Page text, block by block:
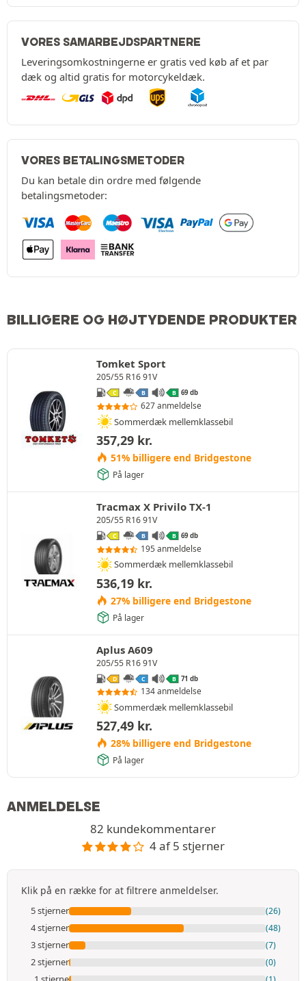
VORES SAMARBEJDSPARTNERE
Leveringsomkostningerne er gratis ved køb af et par
dæk og altid gratis for motorcykeldæk.
VORES BETALINGSMETODER
Du kan betale din ordre med følgende
betalingsmetoder:
BILLIGERE OG HØJTYDENDE PRODUKTER
Tomket Sport
205/55 R16 91V
C B B 69 db
627 anmeldelse
Sommerdæk mellemklassebil
357,29 kr.
51% billigere end Bridgestone
På lager
Tracmax X Privilo TX-1
205/55 R16 91V
C B B 69 db
195 anmeldelse
Sommerdæk mellemklassebil
536,19 kr.
27% billigere end Bridgestone
På lager
Aplus A609
205/55 R16 91V
D C B 71 db
134 anmeldelse
Sommerdæk mellemklassebil
527,49 kr.
28% billigere end Bridgestone
På lager
ANMELDELSE
82 kundekommentarer
4 af 5 stjerner
Klik på en række for at filtrere anmeldelser.
5 stjerner (26)
4 stjerner (48)
3 stjerner (7)
2 stjerner (0)